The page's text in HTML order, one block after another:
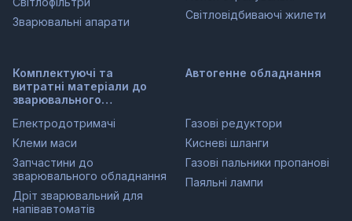
Зварювальні апарати
Світловідбиваючі жилети
Комплектуючі та
витратні матеріали до
зварювального
Електродотримачі
Клеми маси
Запчастини до
зварювального обладнання
Дріт зварювальний для
напівавтоматів
Автогенне обладнання
Газові редуктори
Кисневі шланги
Газові пальники пропанові
Паяльні лампи